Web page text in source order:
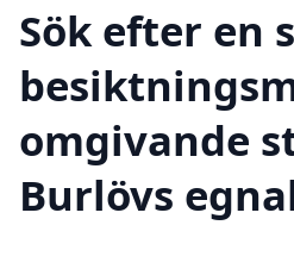
Sök efter en
omgivande
Burlövs